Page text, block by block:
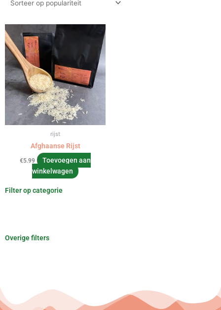
Filter op categorie
Overige filters
rijst
Afghaanse Rijst
€5.99
Toevoegen aan
winkelwagen